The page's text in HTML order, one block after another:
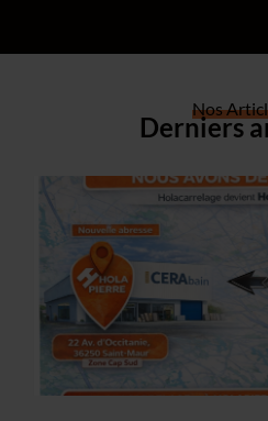
Nos
Derniers